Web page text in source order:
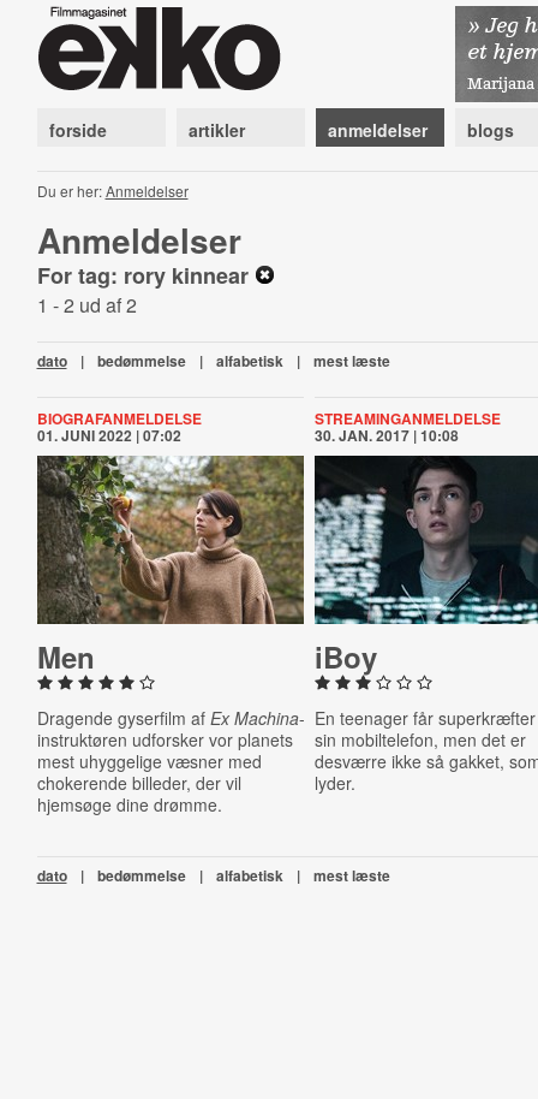
forside artikler anmeldelser blogs
Du er her:Anmeldelser
Anmeldelser
For tag: rory kinnear
1 - 2 ud af 2
dato | bedømmelse | alfabetisk | mest læste
BIOGRAFANMELDELSE
01. JUNI 2022 | 07:02
Men
Dragende gyserfilm af Ex Machina-
instruktøren udforsker vor planets
mest uhyggelige væsner med
chokerende billeder, der vil
hjemsøge dine drømme.
STREAMINGANMELDELSE
30. JAN. 2017 | 10:08
iBoy
En teenager får
sin mobiltelefon, men det er
desværre ikke så gakket,
lyder.
dato | bedømmelse | alfabetisk | mest læste